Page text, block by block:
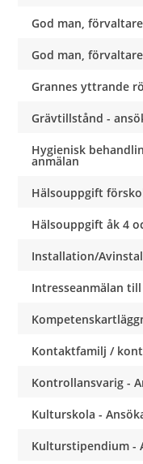
God man,
God man,
Grannes yttrande
Grävtillstånd -
Hygienisk
anmälan
Hälsouppgift
Hälsouppgift åk 4
Installation/
Intresseanmälan
Kontaktfamilj /
Kontrollansvarig -
Kulturskola -
Kulturstipendium -